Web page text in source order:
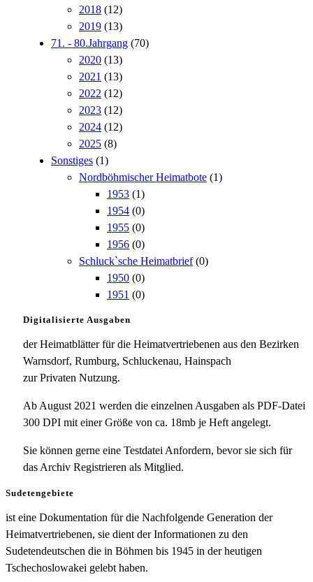
2018 (12)
2019 (13)
71. - 80.Jahrgang (70)
2020 (13)
2021 (13)
2022 (12)
2023 (12)
2024 (12)
2025 (8)
Sonstiges (1)
Nordböhmischer Heimatbote (1)
1953 (1)
1954 (0)
1955 (0)
1956 (0)
Schluck`sche Heimatbrief (0)
1950 (0)
1951 (0)
Digitalisierte Ausgaben
der Heimatblätter für die Heimatvertriebenen aus den Bezirken
Warnsdorf, Rumburg, Schluckenau, Hainspach
zur Privaten Nutzung.
Ab August 2021 werden die einzelnen Ausgaben als PDF-Datei
300 DPI mit einer Größe von ca. 18mb je Heft angelegt.
Sie können gerne eine Testdatei Anfordern, bevor sie sich für
das Archiv Registrieren als Mitglied.
Sudetengebiete
ist eine Dokumentation für die Nachfolgende Generation der
Heimatvertriebenen, sie dient der Informationen zu den
Sudetendeutschen die in Böhmen bis 1945 in der heutigen
Tschechoslowakei gelebt haben.